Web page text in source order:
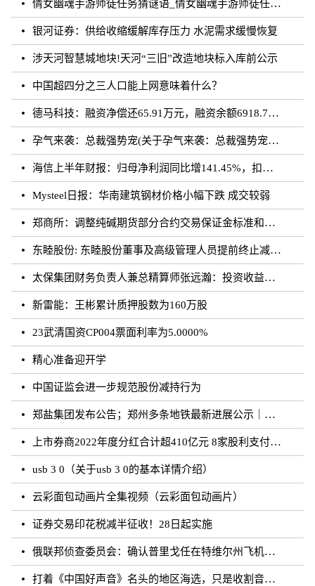
倩女幽魂手游师徒任务猜谜语_倩女幽魂手游师徒任务猜成语
银河证券：供给收缩缓解库存压力 水泥需求缓慢恢复
涉天河智慧城地块!天河“三旧”改造地块标入库前公示
中国超四分之三人口能上网意味着什么？
德马科技：融资净偿还65.91万元，融资余额6918.76万元（08-28）
孕气来袭：总裁强势宠(关于孕气来袭：总裁强势宠简述)
海信上半年财报：归母净利润同比增141.45%，扣非归母净利润同比增195.10%
Mysteel日报：华南建筑钢材价格小幅下跌 成交较弱
郑商所：调整纯碱期货部分合约交易保证金标准和涨跌停板幅度
东睦股份: 东睦股份董事及高级管理人员提前终止减持计划暨减持股份结果公告
太保集团财务负责人兼总精算师张远瀚：投资收益率不存在利差损风险，长期仍向好
新雷能：王彬累计质押股数为160万股
23武清国资CP004票面利率为5.0000%
精心准备迎开学
中国证监会进一步规范股份减持行为
郑盐集团发布公告；郑州多条地铁最新进展公示｜河南你早
上市券商2022年度分红合计超410亿元 8家股利支付率超50%
usb 3 0（关于usb 3 0的基本详情介绍）
云彩面包动画片全集视频（云彩面包动画片）
证券交易印花税减半征收！28日起实施
俄联邦侦查委员会：确认普里戈任在特维尔州飞机失事事件中遇难
打着《中国好声音》名头的地区海选，只是收割音乐梦想的圈钱游戏？